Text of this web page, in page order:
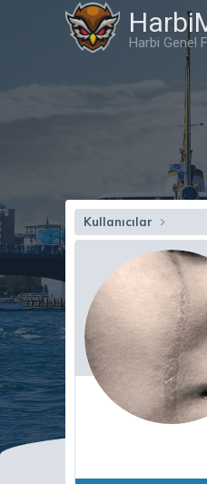
Harbi Genel
Kullanıcılar